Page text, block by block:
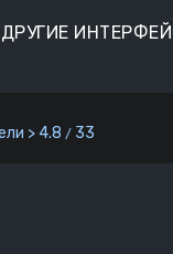
> 4.8 / 33